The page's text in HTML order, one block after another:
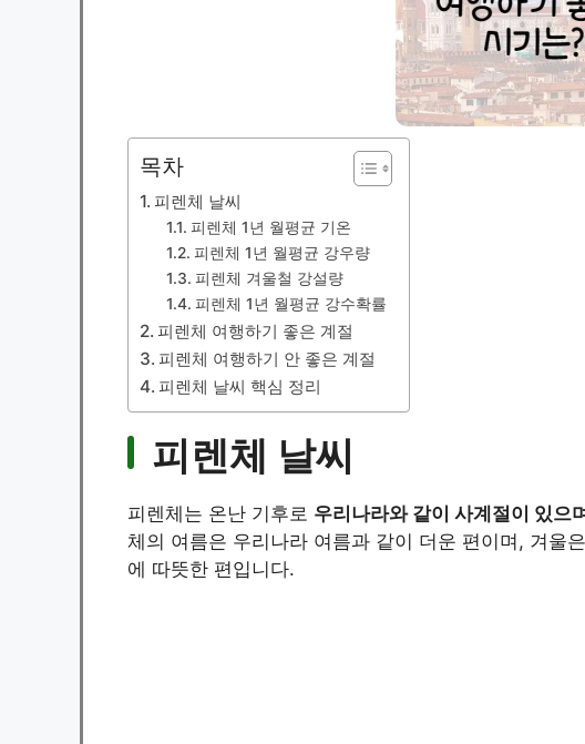
목차
피렌체 날씨
피렌체 1년 월평균 기온
피렌체 1년 월평균 강우량
피렌체 겨울철 강설량
피렌체 1년 월평균 강수확률
피렌체 여행하기 좋은 계절
피렌체 여행하기 안 좋은 계절
피렌체 날씨 핵심 정리
피렌체 날씨
피렌체는 온난 기후로 우리나라와 같이 사계절이 있으
체의 여름은 우리나라 여름과 같이 더운 편이며, 겨울
에 따뜻한 편입니다.